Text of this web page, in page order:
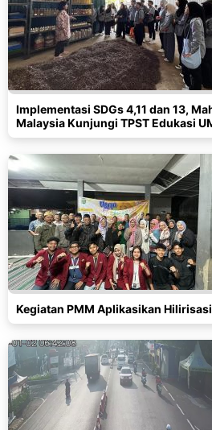
Implementasi SDGs 4,11 dan 13,
Malaysia Kunjungi TPST Edukasi
Kegiatan PMM Aplikasikan